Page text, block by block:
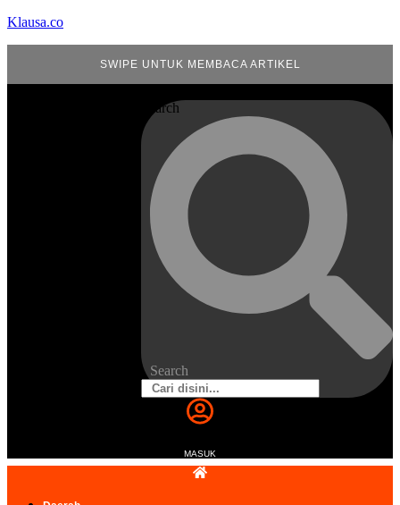
Klausa.co
SWIPE UNTUK MEMBACA ARTIKEL
Search
Search
MASUK